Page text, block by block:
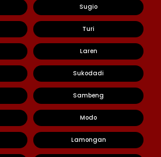
Sugio
Turi
Laren
Sukodadi
Sambeng
Modo
Lamongan